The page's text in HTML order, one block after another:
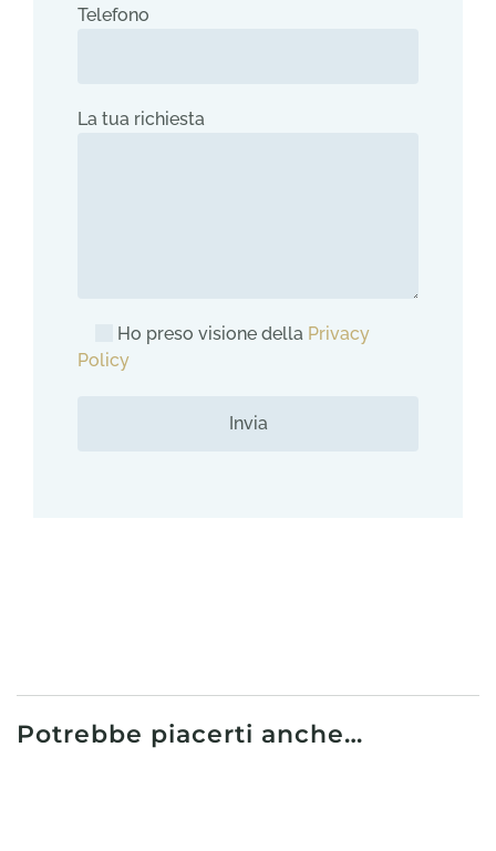
Telefono
La tua richiesta
Ho preso visione della Privacy
Policy
Potrebbe piacerti anche…